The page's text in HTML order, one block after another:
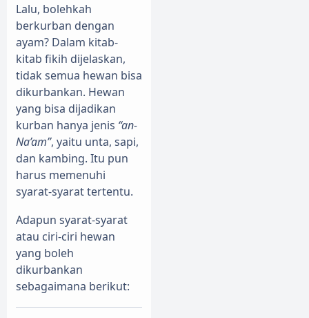
Lalu, bolehkah
berkurban dengan
ayam? Dalam kitab-
kitab fikih dijelaskan,
tidak semua hewan bisa
dikurbankan. Hewan
yang bisa dijadikan
kurban hanya jenis “an-
Na’am”, yaitu unta, sapi,
dan kambing. Itu pun
harus memenuhi
syarat-syarat tertentu.
Adapun syarat-syarat
atau ciri-ciri hewan
yang boleh
dikurbankan
sebagaimana berikut: